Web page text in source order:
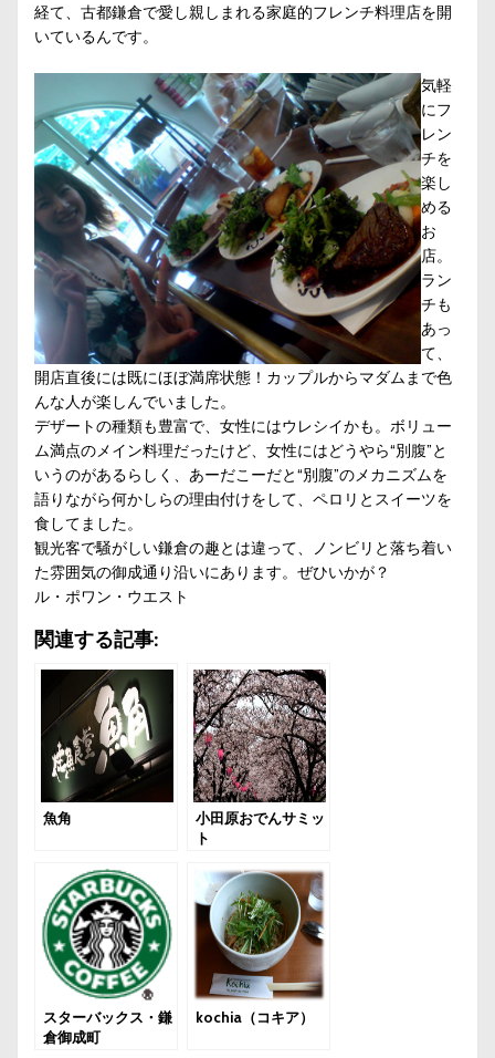
経て、古都鎌倉で愛し親しまれる家庭的フレンチ料理店を開
いているんです。
気軽
にフ
レン
チを
楽し
める
お
店。
ラン
チも
あっ
て、
開店直後には既にほぼ満席状態！カップルからマダムまで色
んな人が楽しんでいました。
デザートの種類も豊富で、女性にはウレシイかも。ボリュー
ム満点のメイン料理だったけど、女性にはどうやら“別腹”と
いうのがあるらしく、あーだこーだと“別腹”のメカニズムを
語りながら何かしらの理由付けをして、ペロリとスイーツを
食してました。
観光客で騒がしい鎌倉の趣とは違って、ノンビリと落ち着い
た雰囲気の御成通り沿いにあります。ぜひいかが？
ル・ポワン・ウエスト
関連する記事:
魚角
小田原おでんサミッ
ト
スターバックス・鎌
倉御成町
kochia（コキア）